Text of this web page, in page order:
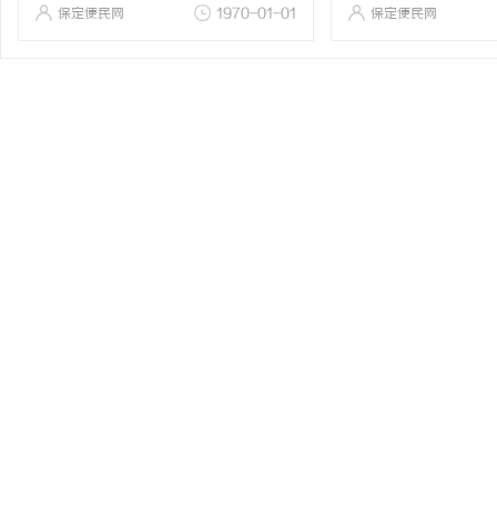
保定便民网 1970-01-01 保定便民网